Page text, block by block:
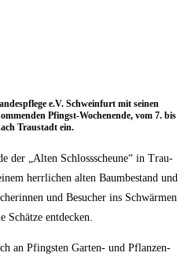
e.V. Schwein­furt mit sei­nen
Pfingst-Wochen­en­de, vom 7. bis
Trau­stadt ein.
der „Alten Schloss­scheu­ne“ in Trau­
herr­li­chen alten Baum­be­stand und
und Besu­cher ins Schwär­men
Schät­ze entdecken.
an Pfings­ten Gar­ten- und Pflan­zen­